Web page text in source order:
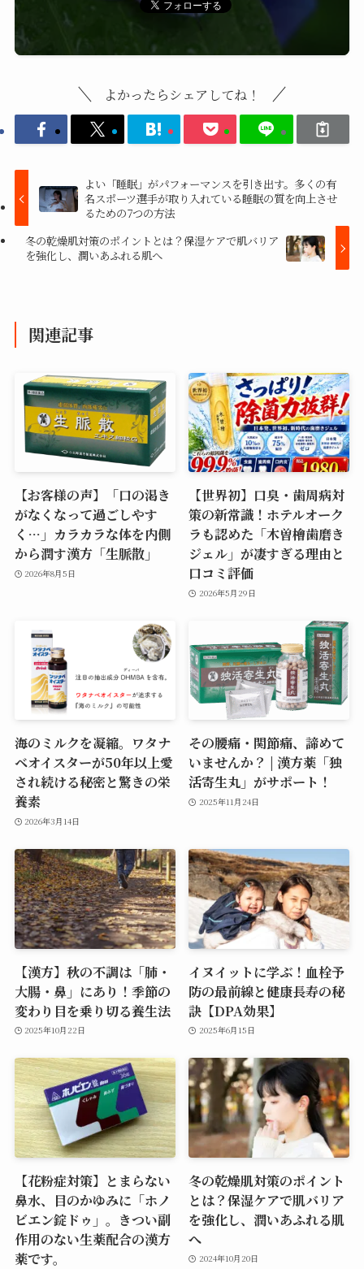
よかったらシェアしてね！
よい「睡眠」がパフォーマンスを引き出す。多くの有
名スポーツ選手が取り入れている睡眠の質を向上させ
るための7つの方法
冬の乾燥肌対策のポイントとは？保湿ケアで肌バリア
を強化し、潤いあふれる肌へ
関連記事
【お客様の声】「口の渇き
がなくなって過ごしやす
く…」カラカラな体を内側
から潤す漢方「生脈散」
2026年8月5日
【世界初】口臭・歯周病対
策の新常識！ホテルオーク
ラも認めた「木曽檜歯磨き
ジェル」が凄すぎる理由と
口コミ評価
2026年5月29日
海のミルクを凝縮。ワタナ
ベオイスターが50年以上愛
され続ける秘密と驚きの栄
養素
2026年3月14日
その腰痛・関節痛、諦めて
いませんか？ | 漢方薬「独
活寄生丸」がサポート！
2025年11月24日
【漢方】秋の不調は「肺・
大腸・鼻」にあり！季節の
変わり目を乗り切る養生法
2025年10月22日
イヌイットに学ぶ！血栓予
防の最前線と健康長寿の秘
訣【DPA効果】
2025年6月15日
【花粉症対策】とまらない
鼻水、目のかゆみに「ホノ
ビエン錠ドゥ」。きつい副
作用のない生薬配合の漢方
薬です。
冬の乾燥肌対策のポイント
とは？保湿ケアで肌バリア
を強化し、潤いあふれる肌
へ
2024年10月20日